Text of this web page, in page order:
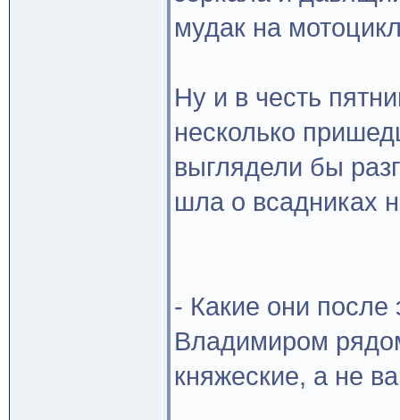
мудак на
Ну и в честь
несколько
выглядели бы
шла о всадниках
- Какие они после
Владимиром
княжеские, а не